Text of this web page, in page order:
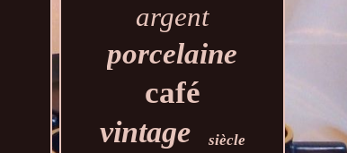
argent
porcelaine
café
vintage siècle